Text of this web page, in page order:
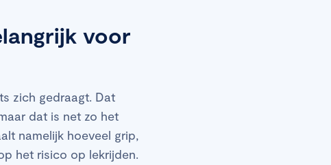
voor
zich gedraagt. Dat
dat is net zo het
namelijk hoeveel grip,
het risico op lekrijden.